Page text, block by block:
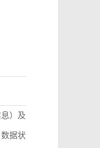
）及
据状